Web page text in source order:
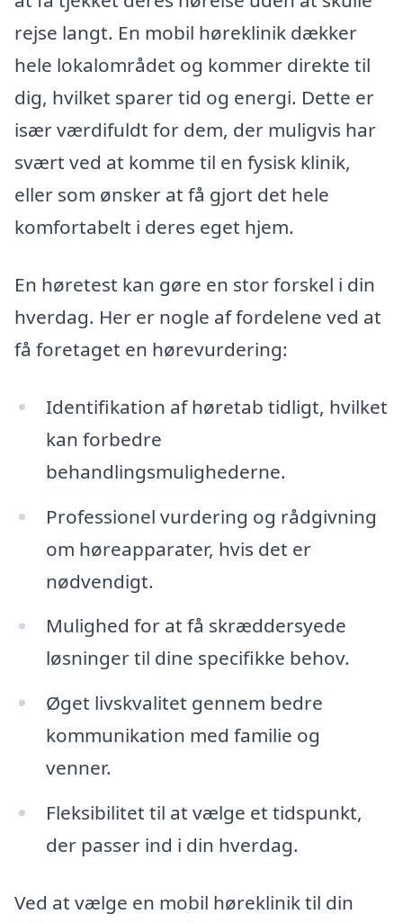
rejse langt. En mobil høreklinik dækker
hele lokalområdet og kommer direkte til
dig, hvilket sparer tid og energi. Dette er
især værdifuldt for dem, der muligvis har
svært ved at komme til en fysisk klinik,
eller som ønsker at få gjort det hele
komfortabelt i deres eget hjem.
En høretest kan gøre en stor forskel i din
hverdag. Her er nogle af fordelene ved at
få foretaget en hørevurdering:
Identifikation af høretab tidligt, hvilket
kan forbedre
behandlingsmulighederne.
Professionel vurdering og rådgivning
om høreapparater, hvis det er
nødvendigt.
Mulighed for at få skræddersyede
løsninger til dine specifikke behov.
Øget livskvalitet gennem bedre
kommunikation med familie og
venner.
Fleksibilitet til at vælge et tidspunkt,
der passer ind i din hverdag.
Ved at vælge en mobil høreklinik til din